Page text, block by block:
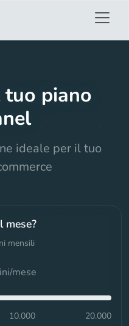
piano
ideale per il tuo
mese?
mensili
mese
10.000 20.000